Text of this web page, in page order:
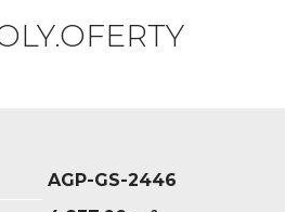
AGP-GS-2446